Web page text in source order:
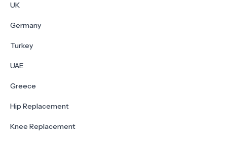
UK
Germany
Turkey
UAE
Greece
Hip Replacement
Knee Replacement